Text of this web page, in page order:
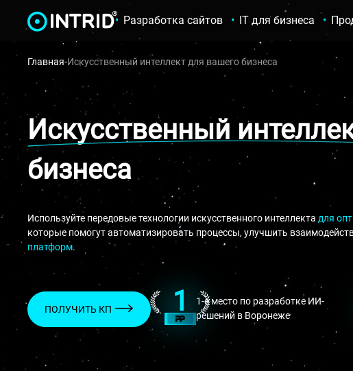
Разработка сайтов IT для бизнеса
Главная-Искусственный интеллект для вашего бизнеса
Искусственный
бизнеса
Используйте передовые технологии искусственного интеллекта для
которые помогут автоматизировать процессы, улучшить
платформ.
ПОЛУЧИТЬ КП 1
1-е место по разработке ИИ-
решений в Воронеже